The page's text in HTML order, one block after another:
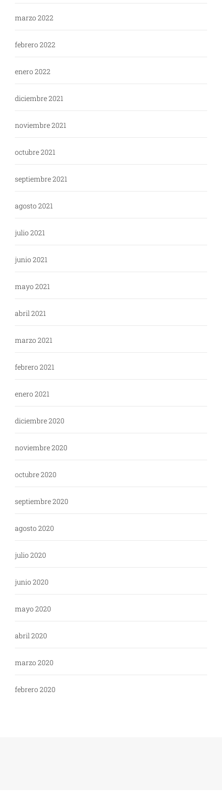
marzo 2022
febrero 2022
enero 2022
diciembre 2021
noviembre 2021
octubre 2021
septiembre 2021
agosto 2021
julio 2021
junio 2021
mayo 2021
abril 2021
marzo 2021
febrero 2021
enero 2021
diciembre 2020
noviembre 2020
octubre 2020
septiembre 2020
agosto 2020
julio 2020
junio 2020
mayo 2020
abril 2020
marzo 2020
febrero 2020